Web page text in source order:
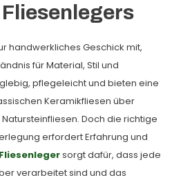
handwerkliches Geschick mit,
für Material, Stil und
pflegeleicht und bieten eine
Keramikfliesen über
Doch die richtige
erfordert Erfahrung und
Fliesenlegersorgt dafür, dass jede
verarbeitet sind und das